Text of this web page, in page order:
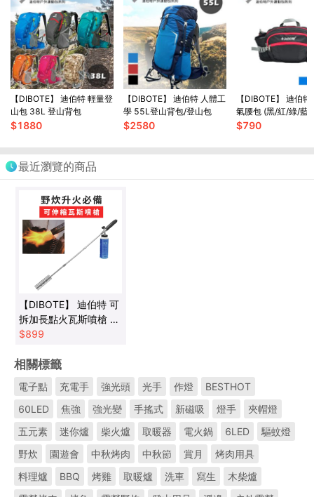
【DIBOTE】 迪伯特 輕量登
山包 38L 登山背包
$1880
【DIBOTE】 迪伯特 人體工
學 55L登山背包/登山包
$2580
【DIBOTE】 迪伯特 輕便透
氣腰包 (黑/紅/綠/藍)
$790
最近瀏覽的商品
【DIBOTE】 迪伯特 可
拆加長點火瓦斯噴槍 三
段式 加長型
$899
相關標籤
電子點 充電手 強光頭 光手 作燈
BESTHOT
60LED
焦強 強光變 手搖式 新磁吸 燈手
夾帽燈
五元素
迷你爐 柴火爐 取暖器 電火鍋 6LED
驅蚊燈
野炊
園遊會 中秋烤肉 中秋節 賞月
烤肉用具
料理爐
BBQ 烤雞 取暖爐 洗車 寫生
木柴爐